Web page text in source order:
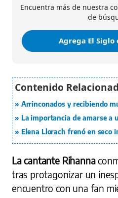
Encuentra más de nuestra
de
Agrega El Siglo
Arrinconados y recibiendo
La importancia de amarse a
Elena Llorach frenó en seco
La cantante Rihanna
tras protagonizar un
encuentro con una fan